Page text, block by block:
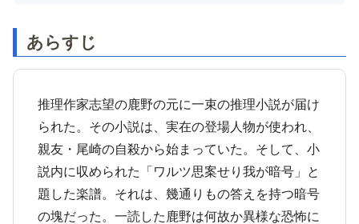
あらすじ
推理作家志望の鹿野の元に一束の推理小説が届け
られた。その小説は、実在の登場人物が使われ、
親友・尾崎の自殺から始まっていた。そして、小
説内に収められた「ワルツ思案せり我が暗号」と
題した楽譜。それは、幾通りもの答えを持つ暗号
の塊だった。一読した鹿野は何故か異様な恐怖に